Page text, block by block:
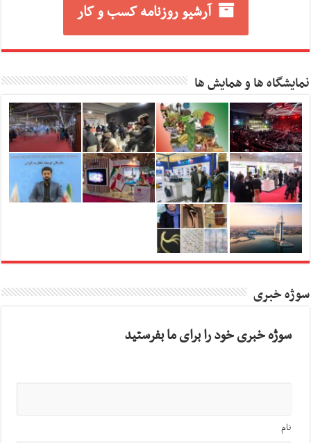
آرشیو روزنامه کسب و کار
نمایشگاه ها و همایش ها
سوژه خبری
سوژه خبری خود را برای ما بفرستید
نام